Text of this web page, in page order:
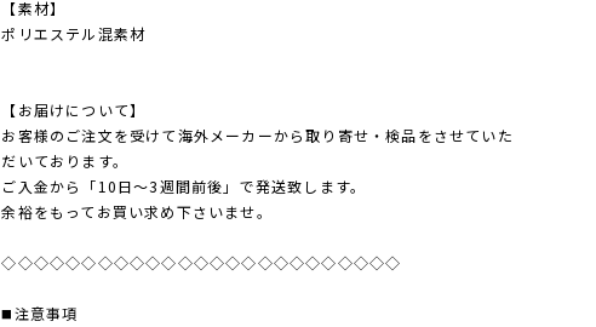
【素材】
ポリエステル混素材
【お届けについて】
お客様のご注文を受けて海外メーカーから取り寄せ・検品をさせていた
だいております。
ご入金から「10日～3週間前後」で発送致します。
余裕をもってお買い求め下さいませ。
◇◇◇◇◇◇◇◇◇◇◇◇◇◇◇◇◇◇◇◇◇◇◇◇◇
◼️注意事項